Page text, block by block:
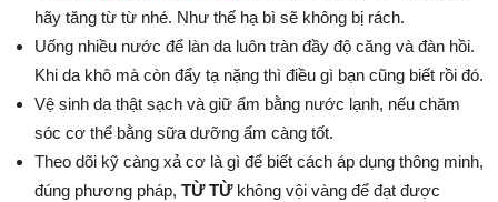
hãy tăng từ từ nhé. Như thế hạ bì sẽ không bị rách.
Uống nhiều nước để làn da luôn tràn đầy độ căng và đàn hồi.
Khi da khô mà còn đẩy tạ nặng thì điều gì bạn cũng biết rồi đó.
Vệ sinh da thật sạch và giữ ẩm bằng nước lạnh, nếu chăm
sóc cơ thể bằng sữa dưỡng ẩm càng tốt.
Theo dõi kỹ càng xả cơ là gì để biết cách áp dụng thông minh,
đúng phương pháp, TỪ TỪkhông vội vàng để đạt được